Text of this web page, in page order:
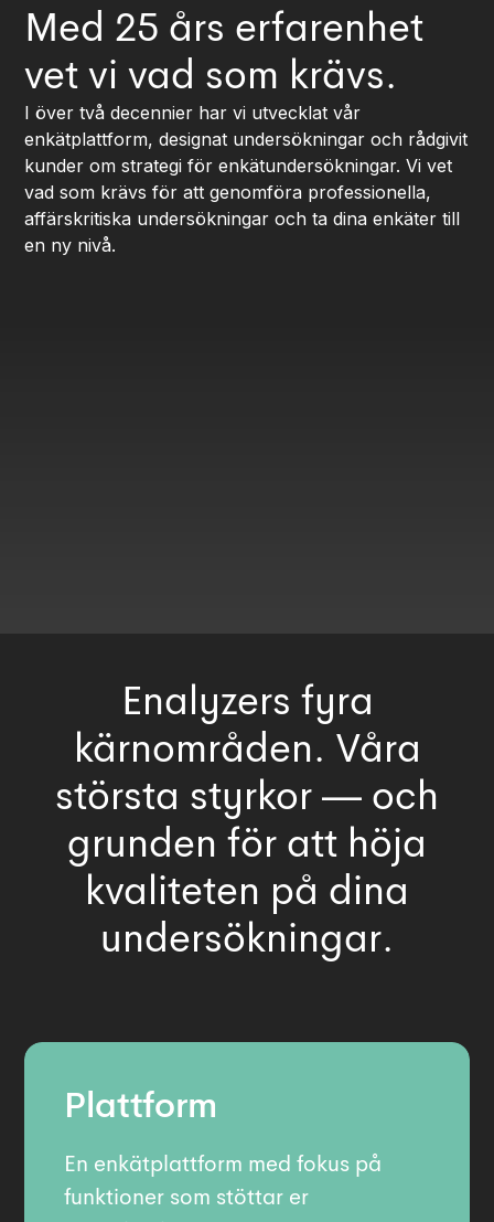
Med 25 års erfarenhet
vet vi vad som krävs.
I över två decennier har vi utvecklat vår
enkätplattform, designat undersökningar och rådgivit
kunder om strategi för enkätundersökningar. Vi vet
vad som krävs för att genomföra professionella,
affärskritiska undersökningar och ta dina enkäter till
en ny nivå.
Enalyzers fyra
kärnområden. Våra
största styrkor — och
grunden för att höja
kvaliteten på dina
undersökningar.
Plattform
En enkätplattform med fokus på
funktioner som stöttar er